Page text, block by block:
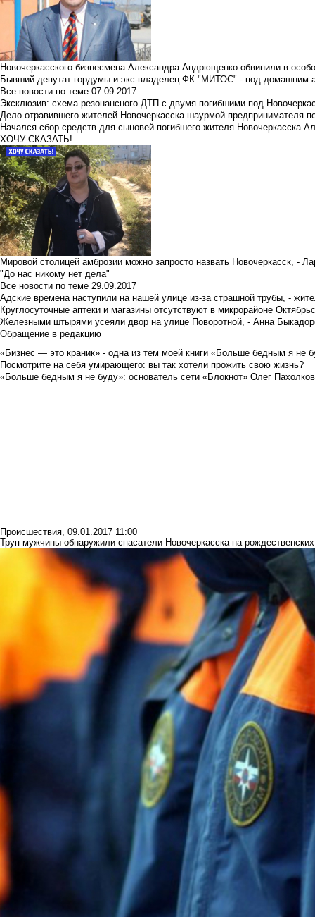
Новочеркасского бизнесмена Александра Андрющенко обвинили в
Бывший депутат гордумы и экс-владелец ФК "МИТОС" - под домашним
Все новости по теме 07.09.2017
Эксклюзив: схема резонансного ДТП с двумя погибшими под
Дело отравившего жителей Новочеркасска шаурмой предпринимателя
Начался сбор средств для сыновей погибшего жителя Новочеркасска
ХОЧУ СКАЗАТЬ!
Мировой столицей амброзии можно запросто назвать Новочеркасск, -
"До нас никому нет дела"
Все новости по теме 29.09.2017
Адские времена наступили на нашей улице из-за страшной трубы, -
Круглосуточные аптеки и магазины отсутствуют в микрорайоне
Железными штырями усеяли двор на улице Поворотной, - Анна
Обращение в редакцию
«Бизнес — это краник» - одна из тем моей книги «Больше бедным я не
Посмотрите на себя умирающего: вы так хотели прожить свою жизнь?
«Больше бедным я не буду»: основатель сети «Блокнот» Олег Пахолков
Происшествия, 09.01.2017 11:00
Труп мужчины обнаружили спасатели Новочеркасска на